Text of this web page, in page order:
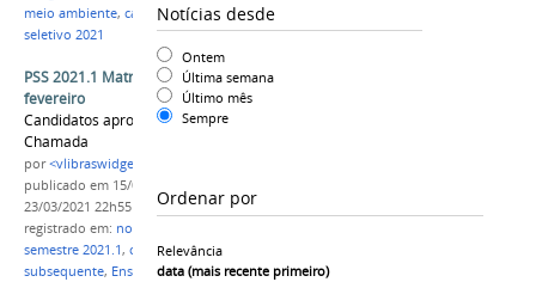
Notícias desde
Ontem
Última semana
Último mês
Sempre
Ordenar por
Relevância
data (mais recente primeiro)
meio ambiente, campus Parintins,IFAM,
seletivo 2021
PSS 2021.1 Matrículas on-line iniciam dia 04 de
fevereiro
Candidatos aprovados são convocados na 1ª
Chamada
por<vlibraswidget>ccs-cpr</vlibraswidget>
publicado em 15/01/2021
23/03/2021 22h55
registrado em: novos alunos
semestre 2021.1, cursos técnicos
subsequente, Ensino Médio